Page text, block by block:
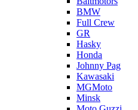
BMW
Full Crew
GR
Hasky
Honda
Johnny Pag
Kawasaki
MGMoto
Minsk